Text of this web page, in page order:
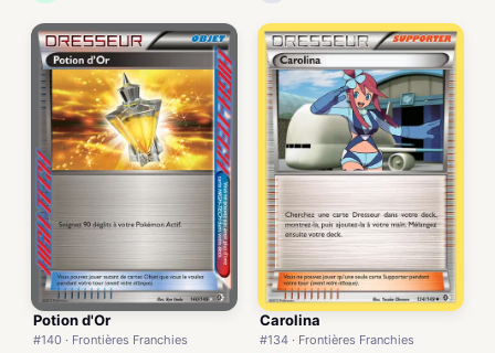
Potion d'Or
#140 · Frontières Franchies
Carolina
#134 · Frontières Franchies